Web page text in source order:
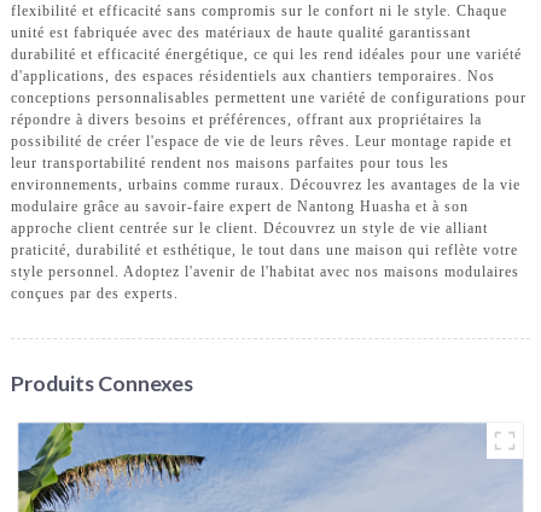
flexibilité et efficacité sans compromis sur le confort ni le style. Chaque
unité est fabriquée avec des matériaux de haute qualité garantissant
durabilité et efficacité énergétique, ce qui les rend idéales pour une variété
d'applications, des espaces résidentiels aux chantiers temporaires. Nos
conceptions personnalisables permettent une variété de configurations pour
répondre à divers besoins et préférences, offrant aux propriétaires la
possibilité de créer l'espace de vie de leurs rêves. Leur montage rapide et
leur transportabilité rendent nos maisons parfaites pour tous les
environnements, urbains comme ruraux. Découvrez les avantages de la vie
modulaire grâce au savoir-faire expert de Nantong Huasha et à son
approche client centrée sur le client. Découvrez un style de vie alliant
praticité, durabilité et esthétique, le tout dans une maison qui reflète votre
style personnel. Adoptez l'avenir de l'habitat avec nos maisons modulaires
conçues par des experts.
Produits Connexes